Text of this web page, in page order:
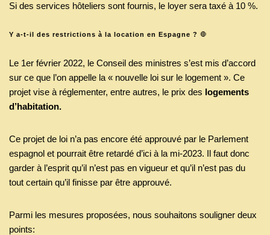
Si des services hôteliers sont fournis, le loyer sera taxé à 10 %.
Y a-t-il des restrictions à la location en Espagne ? 🛑
Le 1er février 2022, le Conseil des ministres s’est mis d’accord
sur ce que l’on appelle la « nouvelle loi sur le logement ». Ce
projet vise à réglementer, entre autres, le prix des logements
d’habitation.
Ce projet de loi n’a pas encore été approuvé par le Parlement
espagnol et pourrait être retardé d’ici à la mi-2023. Il faut donc
garder à l’esprit qu’il n’est pas en vigueur et qu’il n’est pas du
tout certain qu’il finisse par être approuvé.
Parmi les mesures proposées, nous souhaitons souligner deux
points: